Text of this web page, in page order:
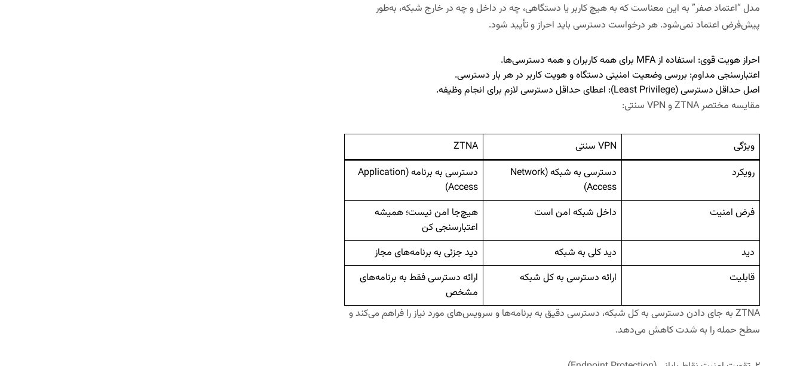
مدل “اعتماد صفر” به این معناست که به هیچ کاربر یا دستگاهی، چه در داخل و چه در خارج شبکه، به‌طور
پیش‌فرض اعتماد نمی‌شود. هر درخواست دسترسی باید احراز و تأیید شود.
احراز هویت قوی: استفاده از MFA برای همه کاربران و همه دسترسی‌ها.
اعتبارسنجی مداوم: بررسی وضعیت امنیتی دستگاه و هویت کاربر در هر بار دسترسی.
اصل حداقل دسترسی (Least Privilege
): اعطای حداقل دسترسی لازم برای انجام وظیفه.
مقایسه مختصرZTNAو VPN سنتی:
ویژگی VPN سنتی
ZTNA
رویکرد
دسترسی به شبکه (Network
Access)
دسترسی به برنامه (Application
Access)
فرض امنیت
داخل شبکه امن است
هیچ‌جا امن نیست؛ همیشه
اعتبارسنجی کن
دید
دید کلی به شبکه
دید جزئی به برنامه‌های مجاز
قابلیت
ارائه دسترسی به کل شبکه
ارائه دسترسی فقط به برنامه‌های
مشخص
ZTNA به جای دادن دسترسی به کل شبکه، دسترسی دقیق به برنامه‌ها و سرویس‌های مورد نیاز را فراهم می‌کند و
سطح حمله را به شدت کاهش می‌دهد.